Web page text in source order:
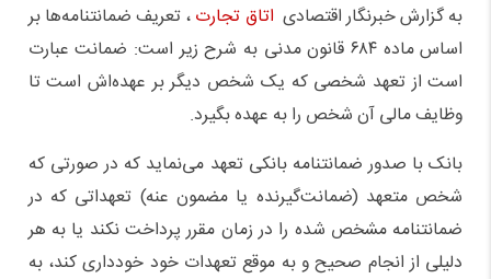
به گزارش خبرنگار اقتصادی اتاق تجارت، تعریف ضمانتنامه‌ها بر
اساس ماده ۶۸۴ قانون مدنی به شرح زیر است: ضمانت عبارت
است از تعهد شخصی که یک شخص دیگر بر عهده‌اش است تا
وظایف مالی آن شخص را به عهده بگیرد.
بانک با صدور ضمانتنامه بانکی تعهد می‌نماید که در صورتی که
شخص متعهد (ضمانت‌گیرنده یا مضمون عنه) تعهداتی که در
ضمانتنامه مشخص شده را در زمان مقرر پرداخت نکند یا به هر
دلیلی از انجام صحیح و به موقع تعهدات خود خودداری کند، به